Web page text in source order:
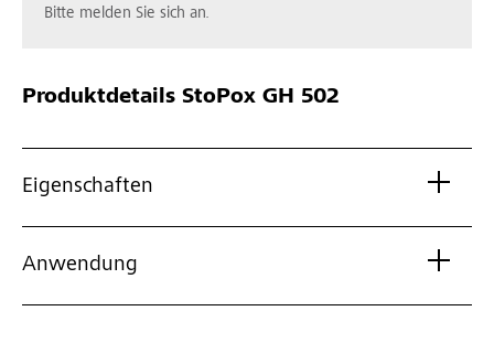
Bitte melden Sie sich an.
Produktdetails StoPox GH 502
Eigenschaften
Anwendung